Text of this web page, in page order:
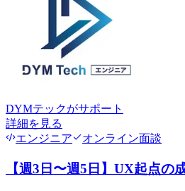
DYMテックがサポート
詳細を見る
エンジニア
オンライン面談
【週3日〜週5日】UX起点の